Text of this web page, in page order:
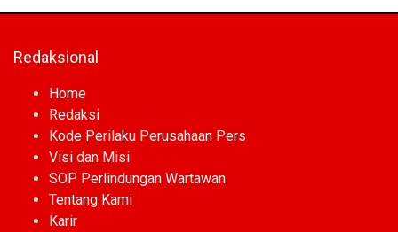
Redaksional
Home
Redaksi
Kode Perilaku Perusahaan Pers
Visi dan Misi
SOP Perlindungan Wartawan
Tentang Kami
Karir